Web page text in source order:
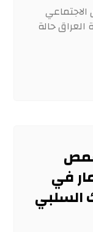
الاجتماعي
حالة
في
السلبي